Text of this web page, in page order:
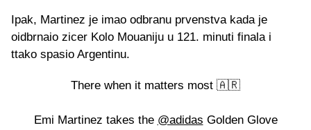
Ipak, Martinez je imao odbranu prvenstva kada je
oidbrnaio zicer Kolo Mouaniju u 121. minuti finala i
ttako spasio Argentinu.
There when it matters most 🇦🇷
Emi Martinez takes the @adidas Golden Glove